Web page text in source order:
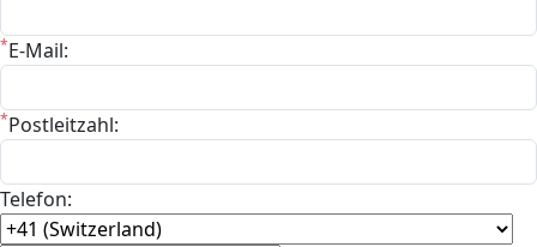
*E-Mail:
*Postleitzahl:
Telefon: